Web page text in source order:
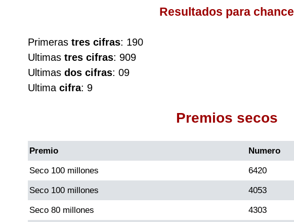
Astro Luna
Cafeterito Tarde
Caribeña Noche
Chontico Día
Resultados para chance
Primeras tres cifras: 190
Ultimas tres cifras: 909
Ultimas dos cifras: 09
Ultima cifra: 9
Premios secos
Premio Numero
Seco 100 millones 6420
Seco 100 millones 4053
Seco 80 millones 4303